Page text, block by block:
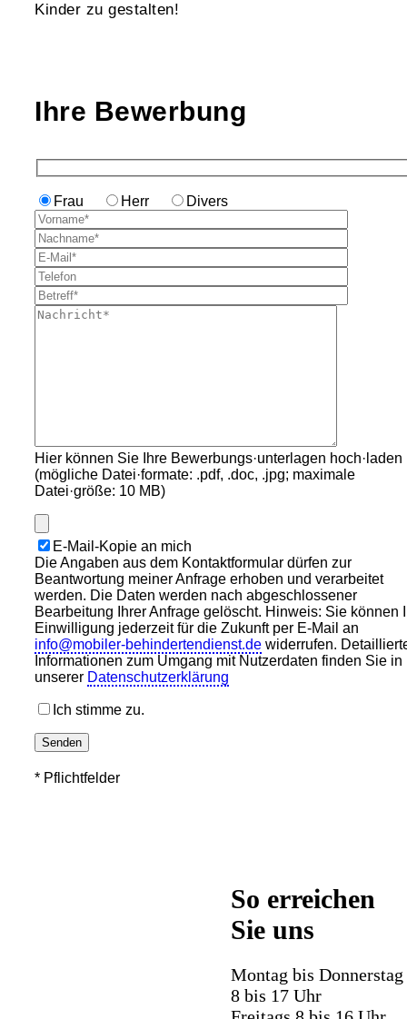
Kinder zu gestalten!
Ihre Bewerbung
Frau Herr Divers
Hier können Sie Ihre Bewerbungs·unterlagen hoch·laden
(mögliche Datei·formate: .pdf, .doc, .jpg; maximale
Datei·größe: 10 MB)
E-Mail-Kopie an mich
Die Angaben aus dem Kontaktformular dürfen zur
Beantwortung meiner Anfrage erhoben und verarbeitet
werden. Die Daten werden nach abgeschlossener
Bearbeitung Ihrer Anfrage gelöscht. Hinweis: Sie können
Einwilligung jederzeit für die Zukunft per E-Mail an
info@mobiler-behindertendienst.de widerrufen.
Informationen zum Umgang mit Nutzerdaten finden Sie in
unserer Datenschutzerklärung
Ich stimme zu.
lasse
* Pflichtfelder
So erreichen
Sie uns
Montag bis Donnerstag
8 bis 17 Uhr